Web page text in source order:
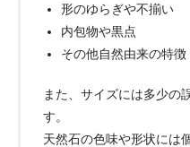
形のゆらぎや不揃い
内包物や黒点
その他自然由来の特徴
また、サイズには多少の
す。
天然石の色味や形状には